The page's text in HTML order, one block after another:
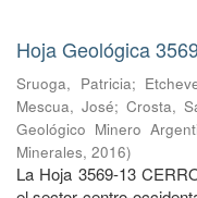
Hoja Geológica
Sruoga, Patricia;
Mescua, José;Crosta,
Geológico Minero
Minerales, 2016)
La Hoja 3569-13